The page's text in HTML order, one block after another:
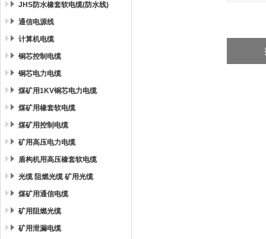
JHS防水橡套软电缆(防水线)
通信电源线
计算机电缆
铜芯控制电缆
铜芯电力电缆
煤矿用1KV铜芯电力电缆
煤矿用橡套软电缆
煤矿用控制电缆
矿用高压电力电缆
盾构机用高压橡套软电缆
光缆 阻燃光缆 矿用光缆
煤矿用通信电缆
矿用阻燃光缆
矿用泄漏电缆